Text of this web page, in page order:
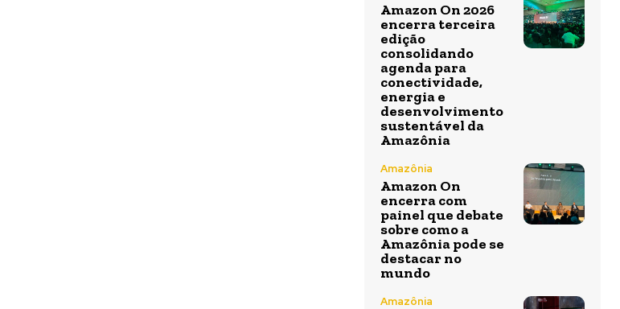
Amazon On 2026
encerra terceira
edição
consolidando
agenda para
conectividade,
energia e
desenvolvimento
sustentável da
Amazônia
Amazônia
Amazon On
encerra com
painel que debate
sobre como a
Amazônia pode se
destacar no
mundo
Amazônia